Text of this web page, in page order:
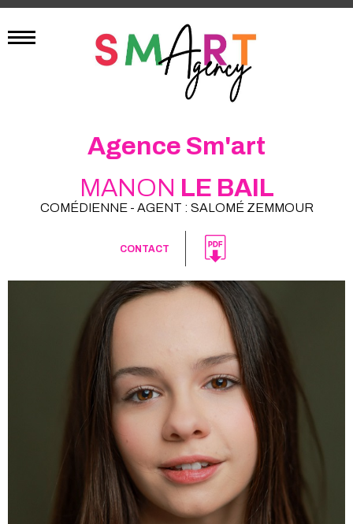
Agence Sm'art
MANON LE BAIL
COMÉDIENNE - AGENT : SALOMÉ ZEMMOUR
CONTACT